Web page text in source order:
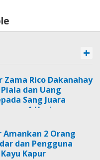
+
Rico Dakanahay
dan Uang
Sang Juara
1 Usai
Ke-79.
Amankan 2 Orang
dan Pengguna
Kapur